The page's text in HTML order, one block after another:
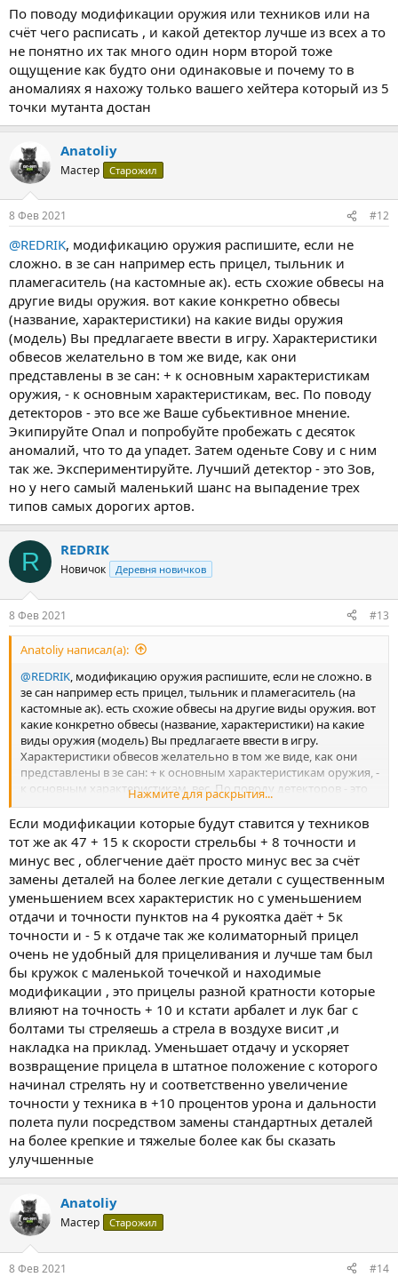
По поводу модификации оружия или техников или на
счёт чего расписать , и какой детектор лучше из всех а то
не понятно их так много один норм второй тоже
ощущение как будто они одинаковые и почему то в
аномалиях я нахожу только вашего хейтера который из 5
точки мутанта достан
Anatoliy
Мастер Старожил
8 Фев 2021 #12
@REDRIK, модификацию оружия распишите, если не
сложно. в зе сан например есть прицел, тыльник и
пламегаситель (на кастомные ак). есть схожие обвесы на
другие виды оружия. вот какие конкретно обвесы
(название, характеристики) на какие виды оружия
(модель) Вы предлагаете ввести в игру. Характеристики
обвесов желательно в том же виде, как они
представлены в зе сан: + к основным характеристикам
оружия, - к основным характеристикам, вес. По поводу
детекторов - это все же Ваше субьективное мнение.
Экипируйте Опал и попробуйте пробежать с десяток
аномалий, что то да упадет. Затем оденьте Сову и с ним
так же. Экспериментируйте. Лучший детектор - это Зов,
но у него самый маленький шанс на выпадение трех
типов самых дорогих артов.
R REDRIK
Новичок Деревня новичков
8 Фев 2021 #13
Anatoliy написал(а):
@REDRIK , модификацию оружия распишите, если не сложно. в
зе сан например есть прицел, тыльник и пламегаситель (на
кастомные ак). есть схожие обвесы на другие виды оружия. вот
какие конкретно обвесы (название, характеристики) на какие
виды оружия (модель) Вы предлагаете ввести в игру.
Характеристики обвесов желательно в том же виде, как они
представлены в зе сан: + к основным характеристикам оружия, -
к основным характеристикам, вес. По поводу детекторов - это
все же Ваше субьективное мнение. Экипируйте Опал и
попробуйте пробежать с десяток аномалий, что то да упадет.
Затем оденьте Сову и с ним так же. Экспериментируйте.
Лучший детектор - это Зов, но у него самый маленький шанс на
выпадение трех типов самых дорогих артов.
Нажмите для раскрытия...
Если модификации которые будут ставится у техников
тот же ак 47 + 15 к скорости стрельбы + 8 точности и
минус вес , облегчение даёт просто минус вес за счёт
замены деталей на более легкие детали с существенным
уменьшением всех характеристик но с уменьшением
отдачи и точности пунктов на 4 рукоятка даёт + 5к
точности и - 5 к отдаче так же колиматорный прицел
очень не удобный для прицеливания и лучше там был
бы кружок с маленькой точечкой и находимые
модификации , это прицелы разной кратности которые
влияют на точность + 10 и кстати арбалет и лук баг с
болтами ты стреляешь а стрела в воздухе висит ,и
накладка на приклад. Уменьшает отдачу и ускоряет
возвращение прицела в штатное положение с которого
начинал стрелять ну и соответственно увеличение
точности у техника в +10 процентов урона и дальности
полета пули посредством замены стандартных деталей
на более крепкие и тяжелые более как бы сказать
улучшенные
Anatoliy
Мастер Старожил
8 Фев 2021 #14